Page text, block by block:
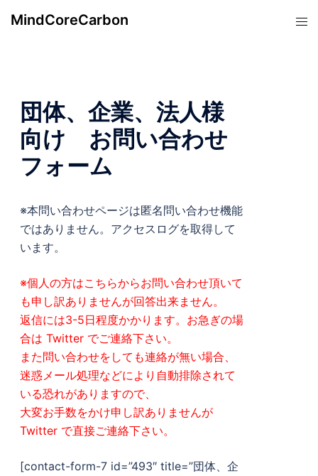
MindCoreCarbon
ト
団体、企業、法人様
向け お問い合わせ
フォーム
※本問い合わせページは匿名問い合わせ機能
ではありません。アクセスログを取得して
います。
※個人の方はこちらからお問い合わせ頂いて
も申し訳ありませんが回答出来ません。
返信には3-5日程度かかります。お急ぎの場
合は Twitter でご連絡下さい。
また問い合わせをしても連絡が無い場合、
迷惑メール処理などにより自動排除されて
いる恐れがありますので、
大変お手数をかけ申し訳ありませんが
Twitter で直接ご連絡下さい。
[contact-form-7 id=”493″ title=”団体、企